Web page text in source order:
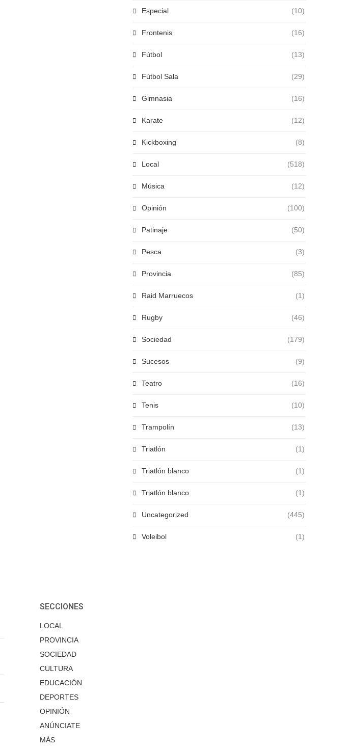
Especial (10)
Frontenis (16)
Fútbol (13)
Fútbol Sala (29)
Gimnasia (16)
Karate (12)
Kickboxing (8)
Local (518)
Música (12)
Opinión (100)
Patinaje (50)
Pesca (3)
Provincia (85)
Raid Marruecos (1)
Rugby (46)
Sociedad (179)
Sucesos (9)
Teatro (16)
Tenis (10)
Trampolín (13)
Triatlón (1)
Triatlón blanco (1)
Triatlón blanco (1)
Uncategorized (445)
Voleibol (1)
SECCIONES
LOCAL
PROVINCIA
SOCIEDAD
CULTURA
EDUCACIÓN
DEPORTES
OPINIÓN
ANÚNCIATE
MÁS